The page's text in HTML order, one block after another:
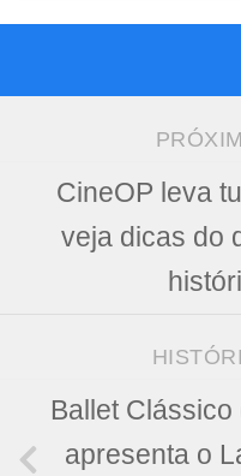
CineOP leva
veja dicas do
Ballet
apresenta o